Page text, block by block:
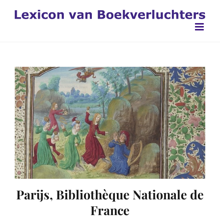
naar
Parijs, Bibliothèque Nationale de
France